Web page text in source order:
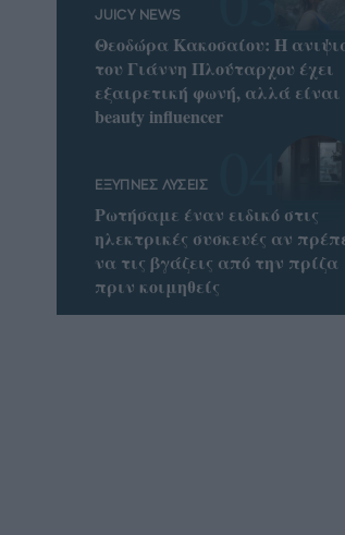
JUICY NEWS
Θεοδώρα Κακοσαίου: Η
του Γιάννη Πλούταρχου έχει
εξαιρετική φωνή, αλλά είναι
beauty influencer
ΕΞΥΠΝΕΣ ΛΥΣΕΙΣ
Ρωτήσαμε έναν ειδικό στις
ηλεκτρικές συσκευές αν
να τις βγάζεις από την πρίζα
πριν κοιμηθείς